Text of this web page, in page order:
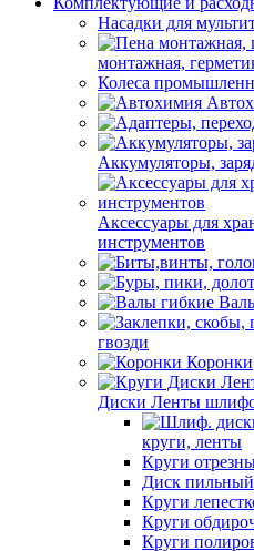
Насадки для
монтажная,
Колеса
Аккумуляторы,
Аксессуары для
инструментов
гвозди
Коронки
Диски Ленты
круги, ленты
Круги
Диск пильный
Круги
Круги
Круги